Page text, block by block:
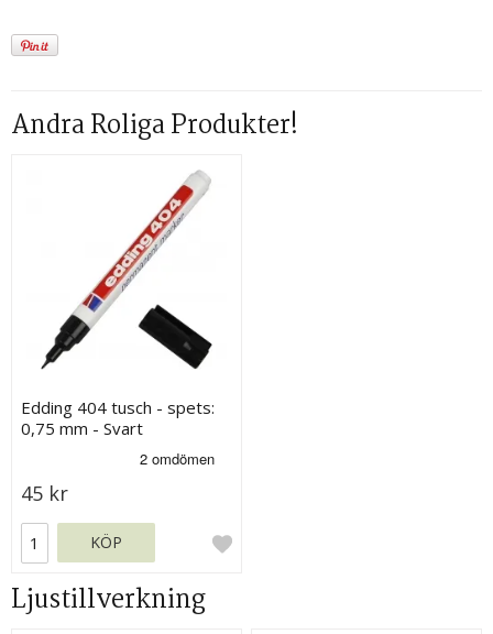
Andra Roliga Produkter!
Edding 404 tusch - spets:
0,75 mm - Svart
45 kr
KÖP
Ljustillverkning